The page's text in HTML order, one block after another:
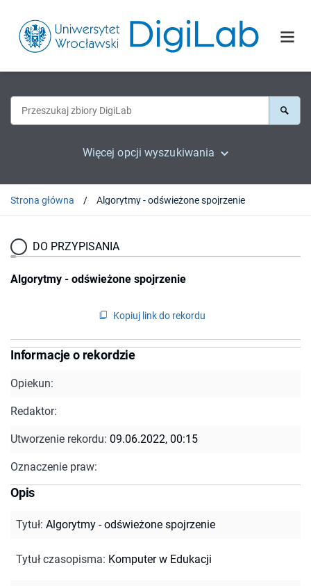
Więcej opcji wyszukiwania
Strona główna Algorytmy - odświeżone spojrzenie
DO PRZYPISANIA
Algorytmy - odświeżone spojrzenie
Kopiuj link do rekordu
Informacje o rekordzie
Opiekun:
Redaktor:
Utworzenie rekordu: 09.06.2022, 00:15
Oznaczenie praw:
Opis
Tytuł: Algorytmy - odświeżone spojrzenie
Tytuł czasopisma: Komputer w Edukacji